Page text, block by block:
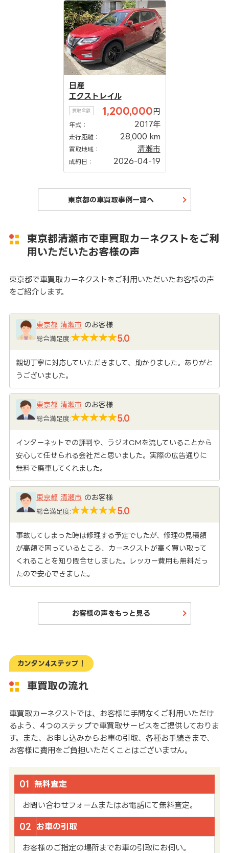
日産
エクストレイル
買取金額 1,200,000 円
年式： 2017年
走行距離： 28,000 km
買取地域： 清瀬市
成約日： 2026-04-19
東京都の車買取事例一覧へ
東京都清瀬市で車買取カーネクストをご利
用いただいたお客様の声
東京都で車買取カーネクストをご利用いただいたお客様の声
をご紹介します。
東京都 清瀬市 のお客様
総合満足度: 5.0
親切丁寧に対応していただきまして、助かりました。ありがと
うございました。
東京都 清瀬市 のお客様
総合満足度: 5.0
インターネットでの評判や、ラジオCMを流していることから
安心して任せられる会社だと思いました。実際の広告通りに
無料で廃車してくれました。
東京都 清瀬市 のお客様
総合満足度: 5.0
事故してしまった時は修理する予定でしたが、修理の見積額
が高額で困っているところ、カーネクストが高く買い取って
くれることを知り問合せしました。レッカー費用も無料だっ
たので安心できました。
お客様の声をもっと見る
カンタン4ステップ！
車買取の流れ
車買取カーネクストでは、お客様に手間なくご利用いただけ
るよう、4つのステップで車買取サービスをご提供しておりま
す。また、お申し込みからお車の引取、各種お手続きまで、
お客様に費用をご負担いただくことはございません。
01 無料査定
お問い合わせフォームまたはお電話にて無料査定。
02 お車の引取
お客様のご指定の場所までお車の引取にお伺い。